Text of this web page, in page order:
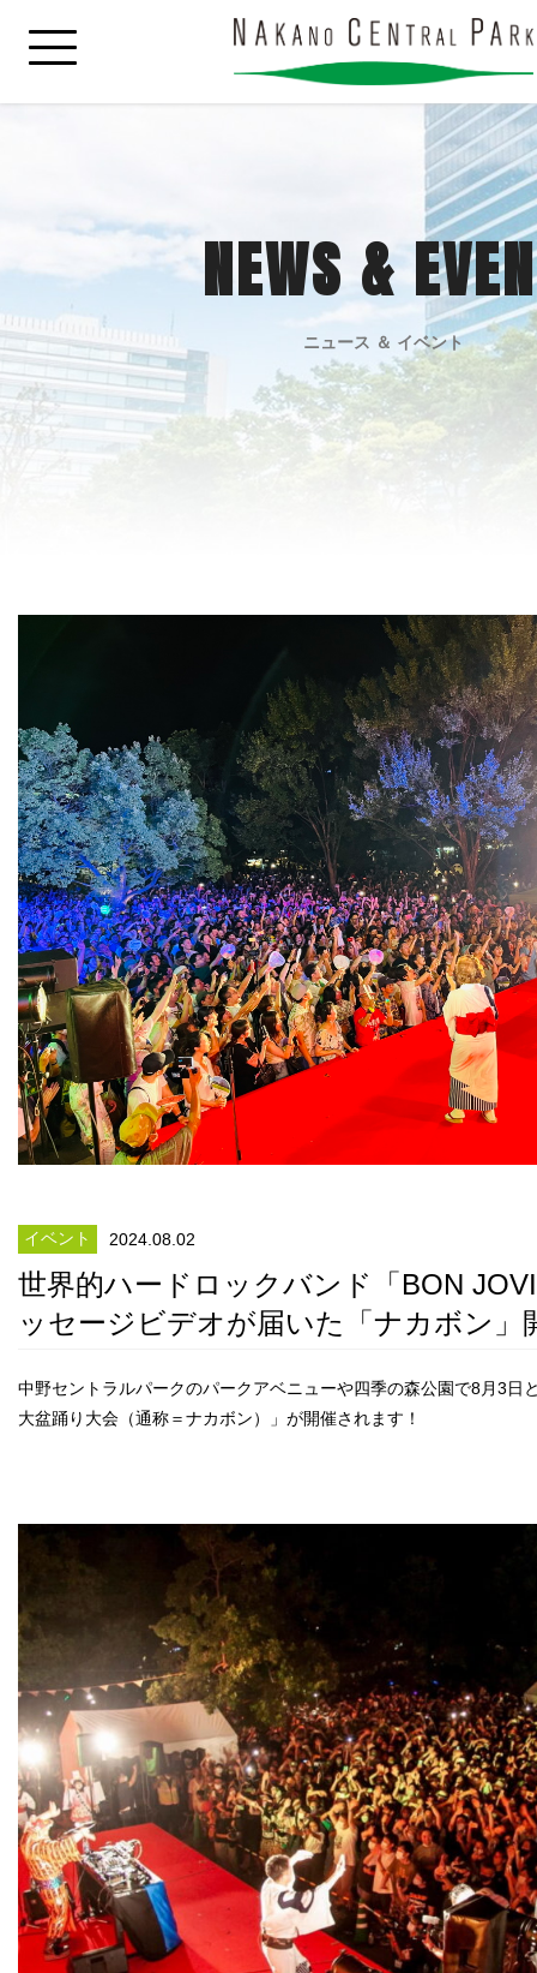
NEWS &
ニュース ＆ イベント
イベント 2024.08.02
世界的ハードロックバンド「BON
ッセージビデオが届いた「ナカボン」
中野セントラルパークのパークアベニューや四季の森公園で8月3日
大盆踊り大会（通称＝ナカボン）」が開催されます！